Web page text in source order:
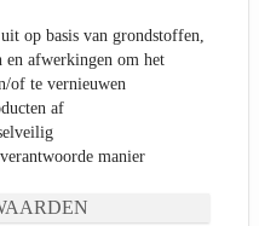
op basis van grondstoffen,
en afwerkingen om het
of te vernieuwen
af
manier